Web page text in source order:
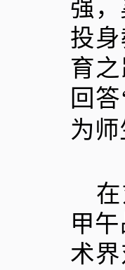
强
投
育
回
为
甲
术